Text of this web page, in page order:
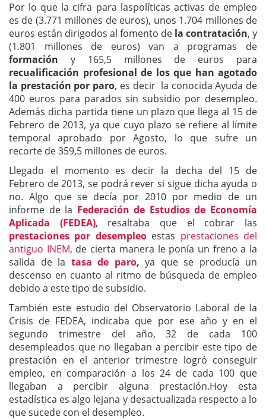
Por lo que la cifra para laspolíticas activas de empleo
es de (3.771 millones de euros), unos 1.704 millones de
euros están dirigodos al fomento de la contratación, y
(1.801 millones de euros) van a programas de
formación y 165,5 millones de euros para
recualificación profesional de los que han agotado
la prestación por paro, es decir la conocida Ayuda de
400 euros para parados sin subsidio por desempleo.
Además dicha partida tiene un plazo que llega al 15 de
Febrero de 2013, ya que cuyo plazo se refiere al límite
temporal aprobado por Agosto, lo que sufre un
recorte de 359,5 millones de euros.
Llegado el momento es decir la decha del 15 de
Febrero de 2013, se podrá rever si sigue dicha ayuda o
no. Algo que se decía por 2010 por medio de un
informe de la Federación de Estudios de Economía
Aplicada (FEDEA), resaltaba que el cobrar las
prestaciones por desempleoestas prestaciones del
antiguo INEM, de cierta manera le ponía un freno a la
salida de la tasa de paro, ya que se producía un
descenso en cuanto al ritmo de búsqueda de empleo
debido a este tipo de subsidio.
También este estudio del Observatorio Laboral de la
Crisis de FEDEA, indicaba que por ese año y en el
segundo trimestre del año, 32 de cada 100
desempleados que no llegaban a percibir este tipo de
prestación en el anterior trimestre logró conseguir
empleo, en comparación a los 24 de cada 100 que
llegaban a percibir alguna prestación.Hoy esta
estadística es algo lejana y desactualizada respecto a lo
que sucede con el desempleo.